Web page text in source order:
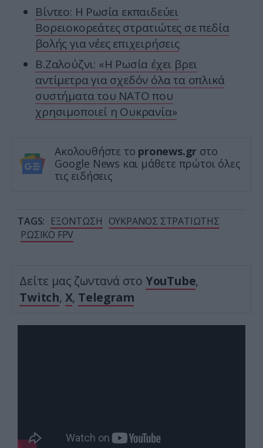
Βίντεο: Η Ρωσία εκπαιδεύει
Βορειοκορεάτες στρατιώτες σε πεδία
βολής για νέες επιχειρήσεις
Β.Ζαλούζνι: «Η Ρωσία έχει βρει
αντίμετρα για σχεδόν όλα τα οπλικά
συστήματα του ΝΑΤΟ που
χρησιμοποιεί η Ουκρανία»
Ακολουθήστε το pronews.gr στο
Google News και μάθετε πρώτοι όλες
τις ειδήσεις
TAGS: ΕΞΟΝΤΩΣΗ ΟΥΚΡΑΝΟΣ ΣΤΡΑΤΙΩΤΗΣ
ΡΩΣΙΚΟ FPV
Δείτε μας ζωντανά στο YouTube,
Twitch, X, Telegram